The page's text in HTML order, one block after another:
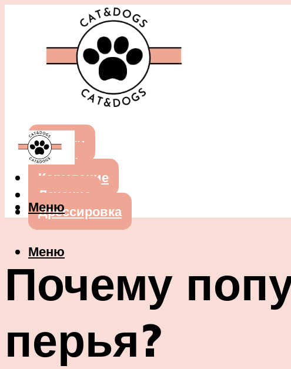
Собаки
Кошки
Кормление
Лечение
Дрессировка
Меню
Меню
Почему
перья?